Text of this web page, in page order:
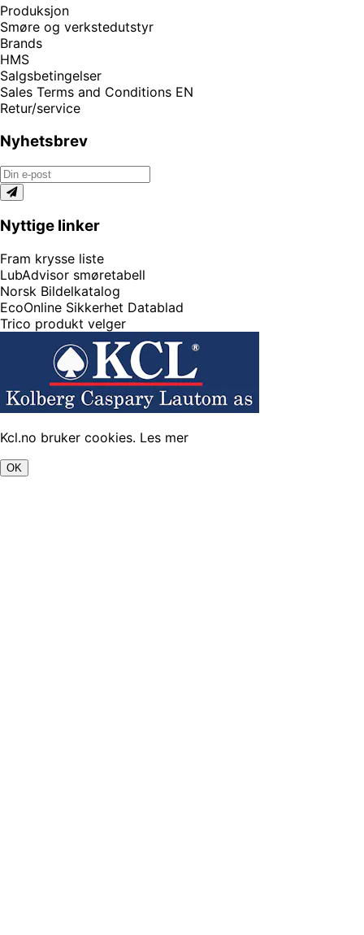
Produksjon
Smøre og verkstedutstyr
Brands
HMS
Salgsbetingelser
Sales Terms and Conditions EN
Retur/service
Nyhetsbrev
Nyttige linker
Fram krysse liste
LubAdvisor smøretabell
Norsk Bildelkatalog
EcoOnline Sikkerhet Datablad
Trico produkt velger
Kcl.no bruker cookies. Les mer
OK